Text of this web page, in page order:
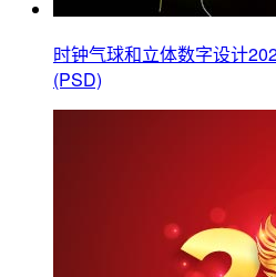
时钟气球和立体数字设计
(PSD)